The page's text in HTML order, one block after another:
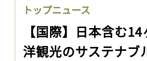
トップニュース
【国際】日本含む
洋観光のサステナブ